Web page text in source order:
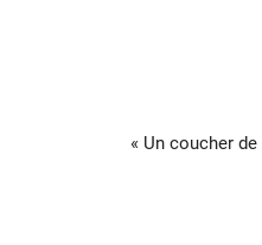
« Un coucher